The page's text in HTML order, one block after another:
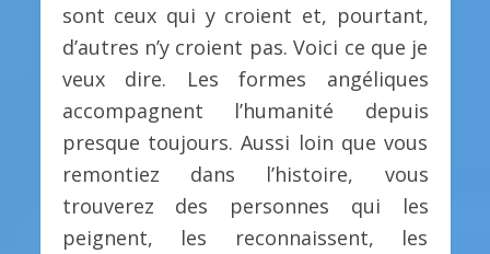
sont ceux qui y croient et, pourtant,
d’autres n’y croient pas. Voici ce que je
veux dire. Les formes angéliques
accompagnent l’humanité depuis
presque toujours. Aussi loin que vous
remontiez dans l’histoire, vous
trouverez des personnes qui les
peignent, les reconnaissent, les